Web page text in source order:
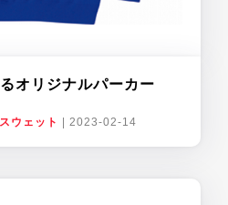
オリジナルパーカー
ウェット 2023-02-14